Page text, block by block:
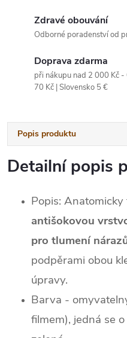
Zdravé obouvání
Odborné poradenství od
Doprava zdarma
při nákupu nad 2 000 Kč -
70 Kč | Slovensko 5 €
Popis produktu
Detailní popis
Popis:
antišokovou
pro tlumení
podpěrami obou
úpravy.
Barva -
filmem), jedná se